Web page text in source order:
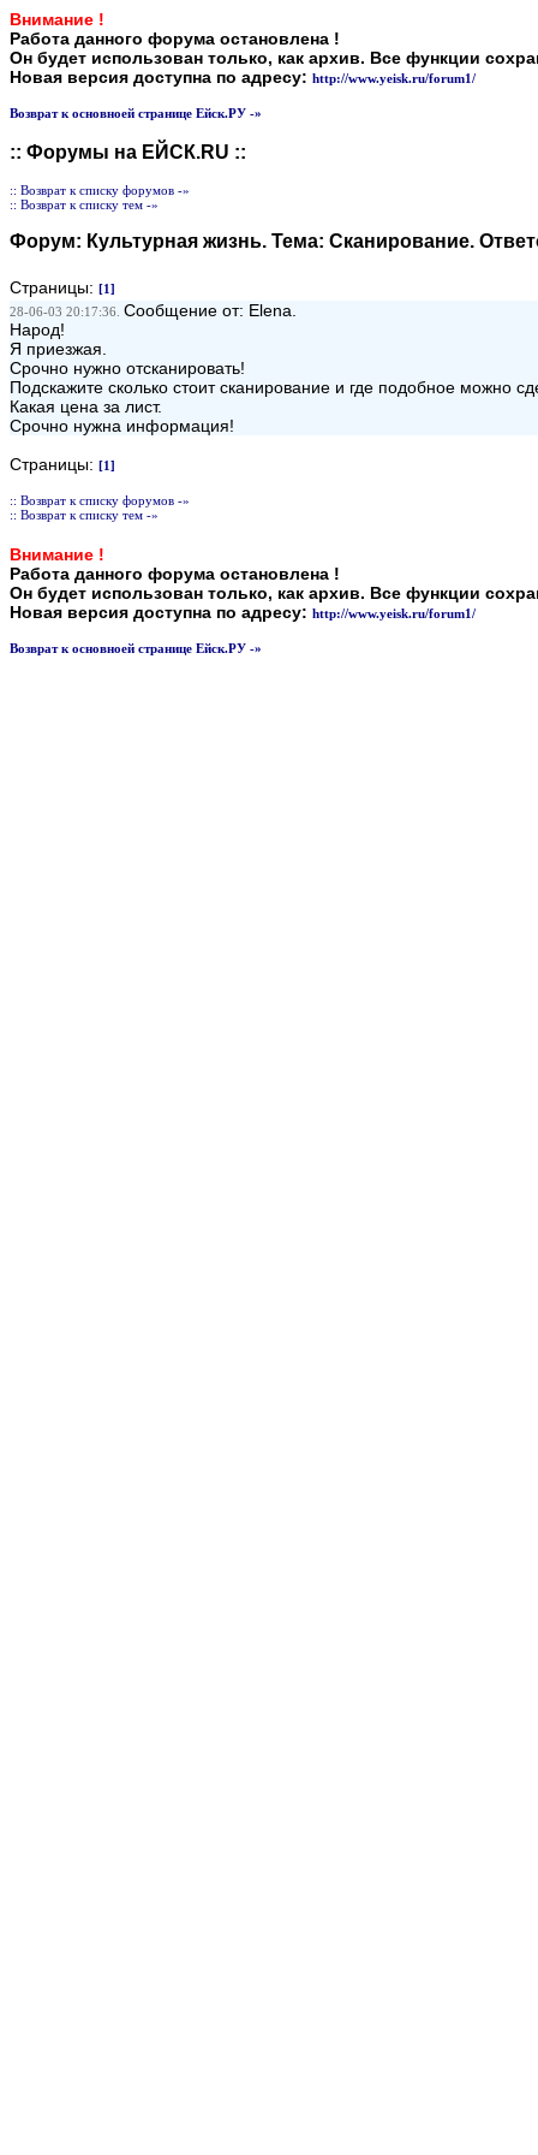
Внимание !
Работа данного форума остановлена !
Он будет использован только, как архив. Все функции
Новая версия доступна по адресу: http://www.yeisk.ru/forum1/
Возврат к основноей странице Ейск.РУ -»
:: Форумы на ЕЙСК.RU ::
:: Возврат к списку форумов -»
:: Возврат к списку тем -»
Форум: Культурная жизнь. Тема: Сканирование.
Страницы: [1]
28-06-03 20:17:36. Сообщение от: Elena.
Народ!
Я приезжая.
Срочно нужно отсканировать!
Подскажите сколько стоит сканирование и где подобное можно
Какая цена за лист.
Срочно нужна информация!
Страницы: [1]
:: Возврат к списку форумов -»
:: Возврат к списку тем -»
Внимание !
Работа данного форума остановлена !
Он будет использован только, как архив. Все функции
Новая версия доступна по адресу: http://www.yeisk.ru/forum1/
Возврат к основноей странице Ейск.РУ -»